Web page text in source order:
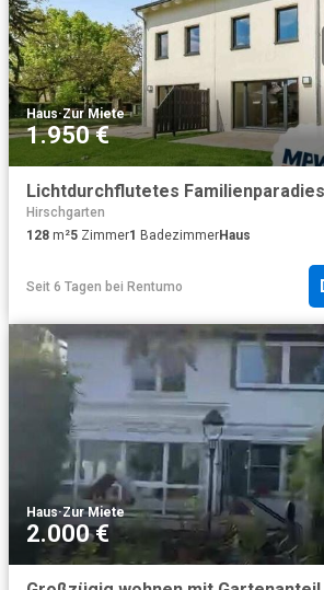
Haus·Zur Miete
1.950 €
Hirschgarten
128 m²5 Zimmer1 BadezimmerHaus
Seit 6 Tagen bei Rentumo
Haus·Zur Miete
2.000 €